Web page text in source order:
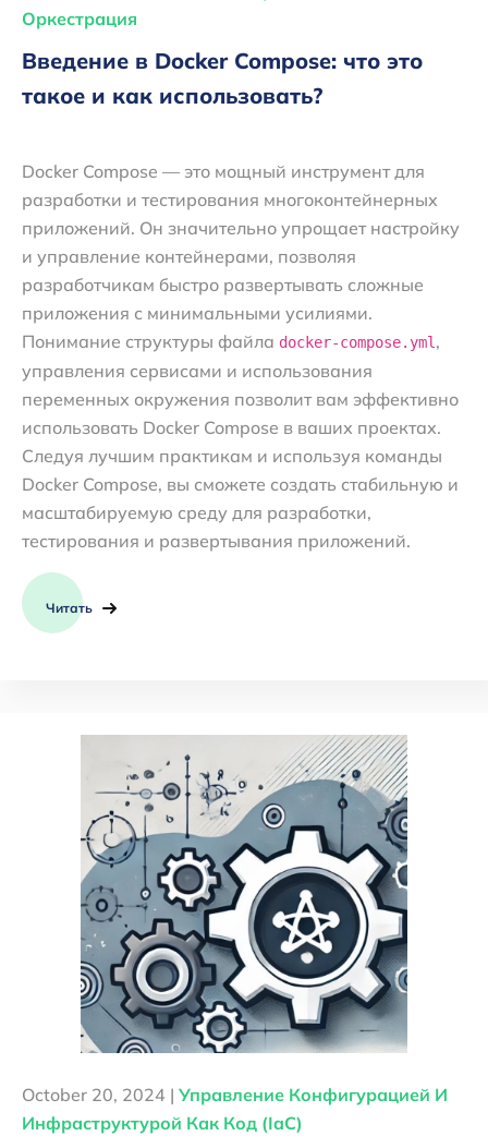
Оркестрация
Введение в Docker Compose: что это
такое и как использовать?
Docker Compose — это мощный инструмент для
разработки и тестирования многоконтейнерных
приложений. Он значительно упрощает настройку
и управление контейнерами, позволяя
разработчикам быстро развертывать сложные
приложения с минимальными усилиями.
Понимание структуры файла docker-compose.yml ,
управления сервисами и использования
переменных окружения позволит вам эффективно
использовать Docker Compose в ваших проектах.
Следуя лучшим практикам и используя команды
Docker Compose, вы сможете создать стабильную и
масштабируемую среду для разработки,
тестирования и развертывания приложений.
Читать
October 20, 2024 | Управление Конфигурацией И
Инфраструктурой Как Код (IaC)